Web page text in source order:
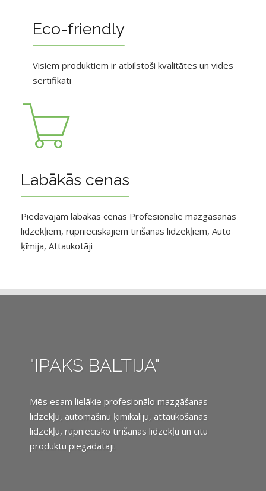
Eco-friendly
Visiem produktiem ir atbilstoši kvalitātes un vides
sertifikāti
Labākās cenas
Piedāvājam labākās cenas Profesionālie mazgāsanas
līdzekļiem, rūpnieciskajiem tīrīšanas līdzekļiem, Auto
ķīmija, Attaukotāji
"IPAKS BALTIJA"
Mēs esam lielākie profesionālo mazgāšanas
līdzekļu, automašīnu ķimikāliju, attaukošanas
līdzekļu, rūpniecisko tīrīšanas līdzekļu un citu
produktu piegādātāji.